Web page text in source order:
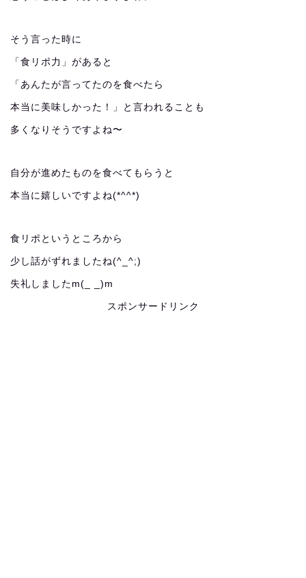
そう言った時に
「食リポ力」があると
「あんたが言ってたのを食べたら
本当に美味しかった！」と言われることも
多くなりそうですよね〜
自分が進めたものを食べてもらうと
本当に嬉しいですよね(*^^*)
食リポというところから
少し話がずれましたね(^_^;)
失礼しましたm(_ _)m
スポンサードリンク